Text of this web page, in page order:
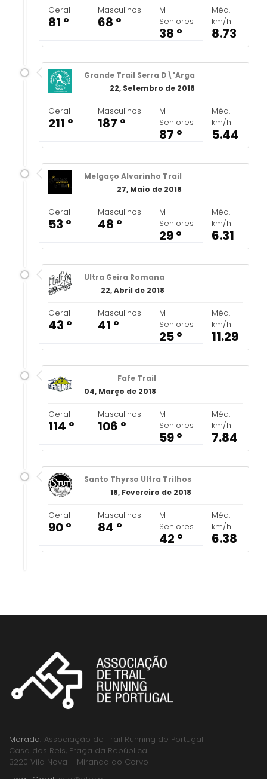
Geral
81 º
Masculinos
68 º
M
Seniores
38 º
Méd.
km/h
8.73
Grande Trail Serra D\'Arga
22, Setembro de 2018
Geral
211 º
Masculinos
187 º
M
Seniores
87 º
Méd.
km/h
5.44
Melgaço Alvarinho Trail
27, Maio de 2018
Geral
53 º
Masculinos
48 º
M
Seniores
29 º
Méd.
km/h
6.31
Ultra Geira Romana
22, Abril de 2018
Geral
43 º
Masculinos
41 º
M
Seniores
25 º
Méd.
km/h
11.29
Fafe Trail
04, Março de 2018
Geral
114 º
Masculinos
106 º
M
Seniores
59 º
Méd.
km/h
7.84
Santo Thyrso Ultra Trilhos
18, Fevereiro de 2018
Geral
90 º
Masculinos
84 º
M
Seniores
42 º
Méd.
km/h
6.38
Morada: Associação de Trail Running de Portugal
Casa dos Reis, Praça da República
3220 Vila Nova – Miranda do Corvo